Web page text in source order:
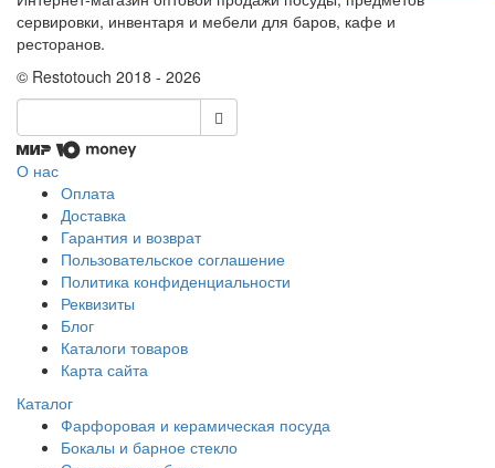
сервировки, инвентаря и мебели для баров, кафе и
ресторанов.
© Restotouch 2018 - 2026
О нас
Оплата
Доставка
Гарантия и возврат
Пользовательское соглашение
Политика конфиденциальности
Реквизиты
Блог
Каталоги товаров
Карта сайта
Каталог
Фарфоровая и керамическая посуда
Бокалы и барное стекло